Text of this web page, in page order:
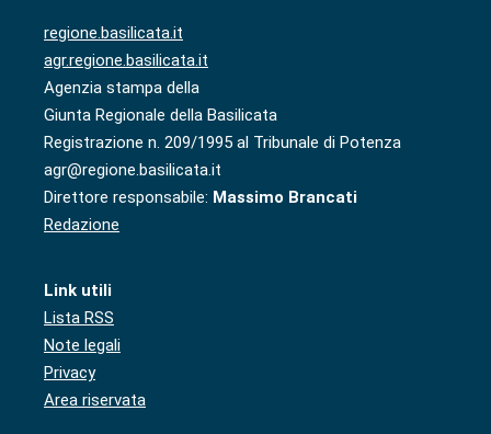
regione.basilicata.it
agr.regione.basilicata.it
Agenzia stampa della
Giunta Regionale della Basilicata
Registrazione n. 209/1995 al Tribunale di Potenza
agr@regione.basilicata.it
Direttore responsabile: Massimo Brancati
Redazione
Link utili
Lista RSS
Note legali
Privacy
Area riservata